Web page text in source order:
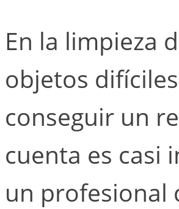
En la limpieza
objetos
conseguir un
cuenta es casi
un profesional